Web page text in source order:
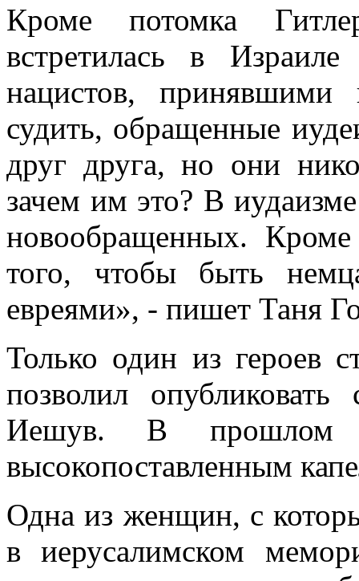
Кроме потомка
встретилась в
нацистов, принявшими
судить, обращенные
друг друга, но они
зачем им это? В
новообращенных.
того, чтобы быть
евреями», - пишет Таня
Только один из героев
позволил
Иешув. В прошлом
высокопоставленным
Одна из женщин, с
в иерусалимском